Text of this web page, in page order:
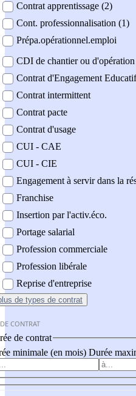
Contrat apprentissage (2)
Cont. professionnalisation (1)
Prépa.opérationnel.emploi
CDI de chantier ou d'opération
Contrat d'Engagement Educatif
Contrat intermittent
Contrat pacte
Contrat d'usage
CUI - CAE
CUI - CIE
Engagement à servir dans la
Franchise
Insertion par l'activ.éco.
Portage salarial
Profession commerciale
Profession libérale
Reprise d'entreprise
de types de contrat
CONTRAT
de contrat
minimale (en mois) Durée